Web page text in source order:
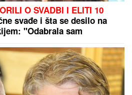
u hraniteljsku porodicu, a
majku i PRETRNULA":
za korenima koja se nije